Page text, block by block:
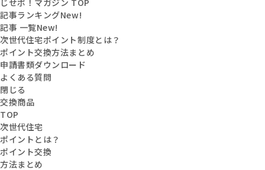
じせポ！マガジン TOP
記事ランキングNew!
記事 一覧New!
次世代住宅ポイント制度とは？
ポイント交換方法まとめ
申請書類ダウンロード
よくある質問
閉じる
交換商品
TOP
次世代住宅
ポイントとは？
ポイント交換
方法まとめ